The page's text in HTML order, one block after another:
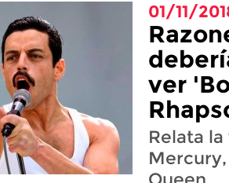
01/11/
ver
Relata